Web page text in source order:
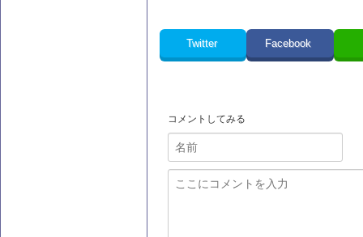
Twitter Facebook
コメントしてみる